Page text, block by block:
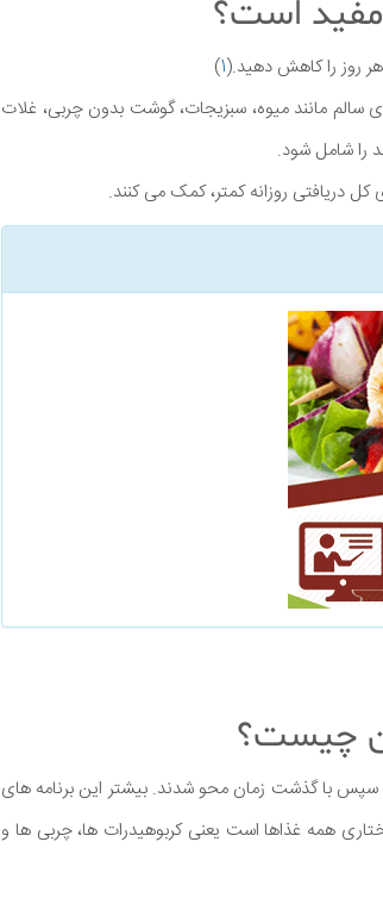
مفید است؟
روز را کاهش دهید.(1
)
سالم مانند میوه، سبزیجات، گوشت بدون چربی، غلات
را شامل شود.
کل دریافتی روزانه کمتر، کمک می کنند.
چیست؟
سپس با گذشت زمان محو شدند. بیشتر این برنامه های
همه غذاها است یعنی کربوهیدرات ها، چربی ها و